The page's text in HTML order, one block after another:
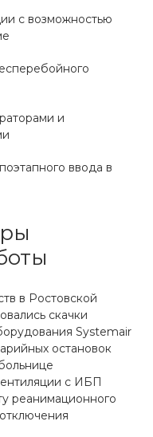
с возможностью
и
ввода в
в Ростовской
скачки
Systemair
остановок
с ИБП
реанимационного